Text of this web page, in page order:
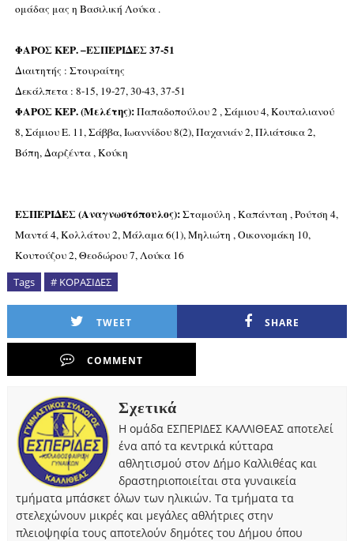
ομάδας μας η Βασιλική Λούκα .
ΦΑΡΟΣ ΚΕΡ. –ΕΣΠΕΡΙΔΕΣ 37-51
Διαιτητής : Στουραίτης
Δεκάλπετα : 8-15, 19-27, 30-43, 37-51
ΦΑΡΟΣ ΚΕΡ. (Μελέτης):Παπαδοπούλου 2 , Σάμιου 4, Κουταλιανού
8, Σάμιου Ε. 11, Σάββα, Ιωαννίδου 8(2), Παχανιάν 2, Πλιάτσικα 2,
Βόπη, Δαρζέντα , Κούκη
ΕΣΠΕΡΙΔΕΣ (Αναγνωστόπουλος):Σταμούλη , Καπάνταη , Ρούτση 4,
Μαντά 4, Κολλάτου 2, Μάλαμα 6(1), Μηλιώτη , Οικονομάκη 10,
Κουτούζου 2, Θεοδώρου 7, Λούκα 16
Tags
# ΚΟΡΑΣΙΔΕΣ
TWEET SHARE
COMMENT
Σχετικά
Η ομάδα ΕΣΠΕΡΙΔΕΣ ΚΑΛΛΙΘΕΑΣ αποτελεί
ένα από τα κεντρικά κύτταρα
αθλητισμού στον Δήμο Καλλιθέας και
δραστηριοποιείται στα γυναικεία
τμήματα μπάσκετ όλων των ηλικιών. Τα τμήματα τα
στελεχώνουν μικρές και μεγάλες αθλήτριες στην
πλειοψηφία τους αποτελούν δημότες του Δήμου όπου